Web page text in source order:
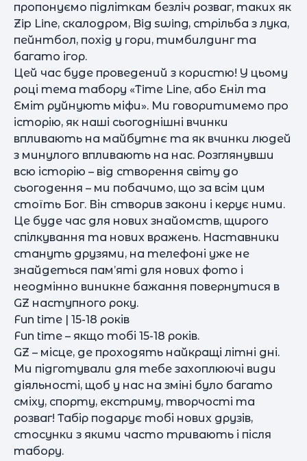
пропонуємо підліткам безліч розваг, таких як
Zip Line, скалодром, Big swing, стрільба з лука,
пейнтбол, похід у гори, тимбилдинг та
багато ігор.
Цей час буде проведений з користю! У цьому
році тема табору «Time Line, або Еніл та
Еміт руйнують міфи». Ми говоритимемо про
історію, як наші сьогоднішні вчинки
впливають на майбутнє та як вчинки людей
з минулого впливають на нас. Розглянувши
всю історію – від створення світу до
сьогодення – ми побачимо, що за всім цим
стоїть Бог. Він створив закони і керує ними.
Це буде час для нових знайомств, щирого
спілкування та нових вражень. Наставники
стануть друзями, на телефоні уже не
знайдеться пам’яті для нових фото і
неодмінно виникне бажання повернутися в
GZ наступного року.
Fun time | 15-18 років
Fun time – якщо тобі 15-18 років.
GZ – місце, де проходять найкращі літні дні.
Ми підготували для тебе захоплюючі види
діяльності, щоб у нас на зміні було багато
сміху, спорту, екстриму, творчості та
розваг! Табір подарує тобі нових друзів,
стосунки з якими часто тривають і після
табору.